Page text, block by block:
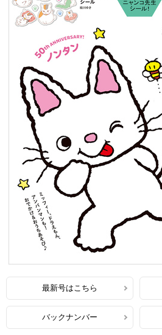
最新号はこちら
バックナンバー